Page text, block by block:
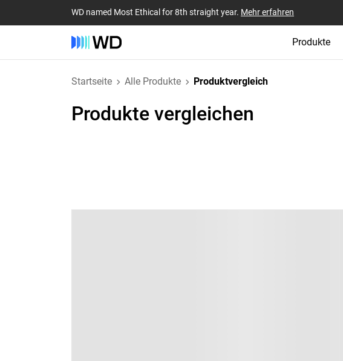
WD named Most Ethical for 8th straight year. Mehr erfahren
Produkte
Startseite Alle Produkte Produktvergleich
Produkte vergleichen